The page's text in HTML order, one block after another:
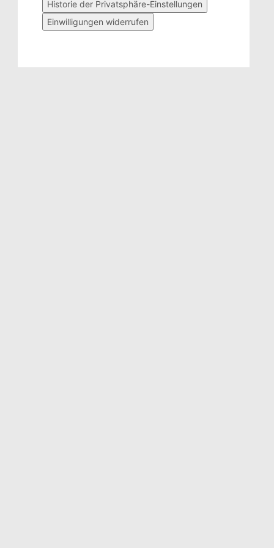
Historie der Privatsphäre-Einstellungen
Einwilligungen widerrufen